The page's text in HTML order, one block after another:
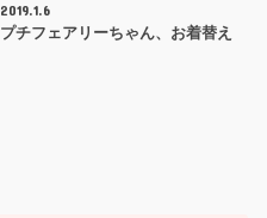
2019.1.6
プチフェアリーちゃん、お着替え